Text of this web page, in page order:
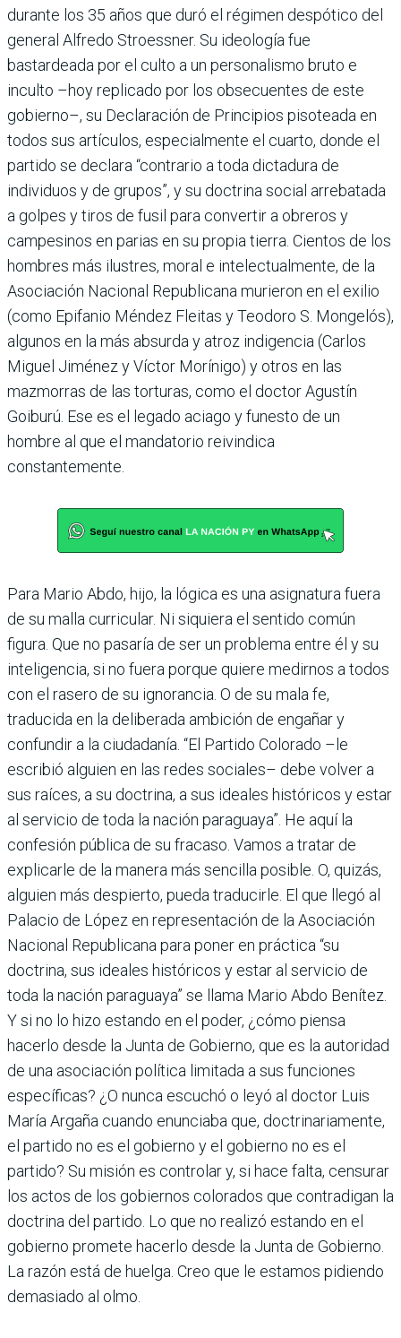
durante los 35 años que duró el régimen despótico del
general Alfredo Stroessner. Su ideología fue
bastardeada por el culto a un personalismo bruto e
inculto –hoy replicado por los obsecuentes de este
gobierno–, su Declaración de Principios pisoteada en
todos sus artículos, especialmente el cuarto, donde el
partido se declara “contrario a toda dictadura de
individuos y de grupos”, y su doctrina social arrebatada
a golpes y tiros de fusil para convertir a obreros y
campesinos en parias en su propia tierra. Cientos de los
hombres más ilustres, moral e intelectualmente, de la
Asociación Nacional Republicana murieron en el exilio
(como Epifanio Méndez Fleitas y Teodoro S. Mongelós),
algunos en la más absurda y atroz indigencia (Carlos
Miguel Jiménez y Víctor Morínigo) y otros en las
mazmorras de las torturas, como el doctor Agustín
Goiburú. Ese es el legado aciago y funesto de un
hombre al que el mandatorio reivindica
constantemente.
Para Mario Abdo, hijo, la lógica es una asignatura fuera
de su malla curricular. Ni siquiera el sentido común
figura. Que no pasaría de ser un problema entre él y su
inteligencia, si no fuera porque quiere medirnos a todos
con el rasero de su ignorancia. O de su mala fe,
traducida en la deliberada ambición de engañar y
confundir a la ciudadanía. “El Partido Colorado –le
escribió alguien en las redes sociales– debe volver a
sus raíces, a su doctrina, a sus ideales históricos y estar
al servicio de toda la nación paraguaya”. He aquí la
confesión pública de su fracaso. Vamos a tratar de
explicarle de la manera más sencilla posible. O, quizás,
alguien más despierto, pueda traducirle. El que llegó al
Palacio de López en representación de la Asociación
Nacional Republicana para poner en práctica “su
doctrina, sus ideales históricos y estar al servicio de
toda la nación paraguaya” se llama Mario Abdo Benítez.
Y si no lo hizo estando en el poder, ¿cómo piensa
hacerlo desde la Junta de Gobierno, que es la autoridad
de una asociación política limitada a sus funciones
específicas? ¿O nunca escuchó o leyó al doctor Luis
María Argaña cuando enunciaba que, doctrinariamente,
el partido no es el gobierno y el gobierno no es el
partido? Su misión es controlar y, si hace falta, censurar
los actos de los gobiernos colorados que contradigan la
doctrina del partido. Lo que no realizó estando en el
gobierno promete hacerlo desde la Junta de Gobierno.
La razón está de huelga. Creo que le estamos pidiendo
demasiado al olmo.